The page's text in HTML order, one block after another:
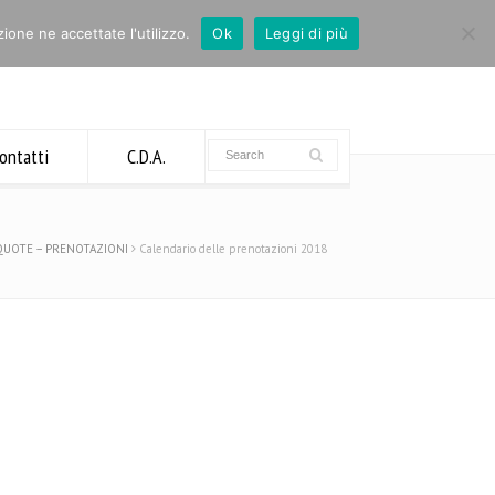
C.D.A.
– PRENOTAZIONI Calendario delle prenotazioni 2018
ne accettate l'utilizzo. Ok Leggi di più